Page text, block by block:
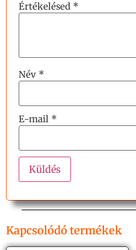
Értékelésed *
Név *
E-mail *
Kapcsolódó termékek